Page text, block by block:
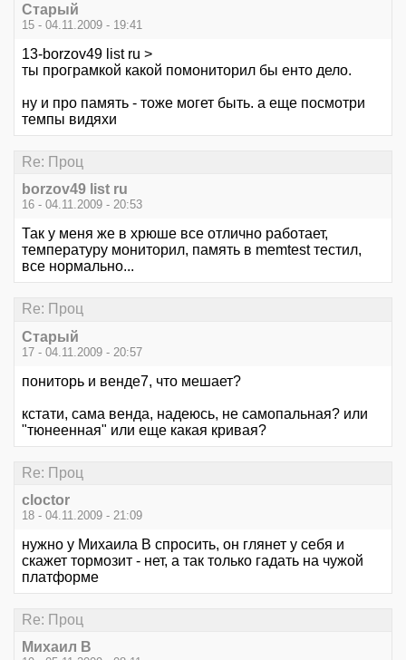
Старый
15 - 04.11.2009 - 19:41
13-borzov49 list ru >
ты програмкой какой помониторил бы енто дело.
ну и про память - тоже могет быть. а еще посмотри
темпы видяхи
Re: Проц
borzov49 list ru
16 - 04.11.2009 - 20:53
Так у меня же в хрюше все отлично работает,
температуру мониторил, память в memtest тестил,
все нормально...
Re: Проц
Старый
17 - 04.11.2009 - 20:57
пониторь и венде7, что мешает?
кстати, сама венда, надеюсь, не самопальная? или
"тюнеенная" или еще какая кривая?
Re: Проц
cloctor
18 - 04.11.2009 - 21:09
нужно у Михаила В спросить, он глянет у себя и
скажет тормозит - нет, а так только гадать на чужой
платформе
Re: Проц
Михаил В